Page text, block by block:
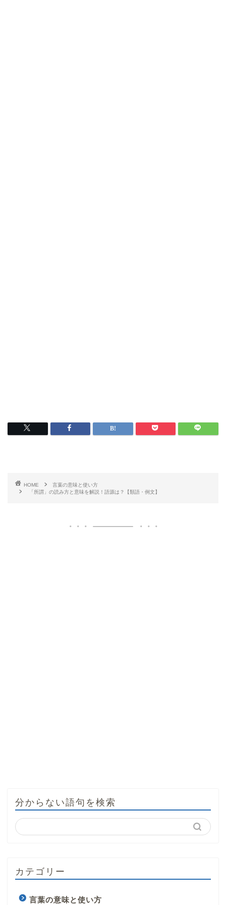
HOME
言葉の意味と使い方
「所謂」の読み方と意味を解説！語源は？【類語・例文】
分からない語句を検索
カテゴリー
言葉の意味と使い方